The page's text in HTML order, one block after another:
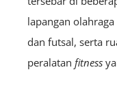
lapangan
dan futsal, serta
peralatan fitness